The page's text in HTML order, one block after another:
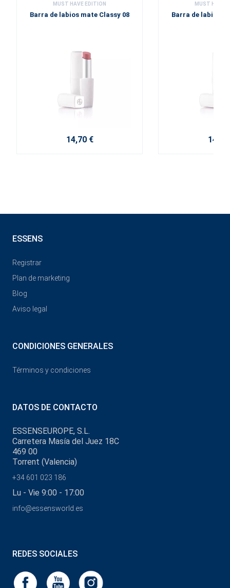
MUST HAVE EDITION
Barra de labios mate Classy 08
14,70 €
MUST HAVE
Barra de labios
14,70
ESSENS
Registrar
Plan de marketing
Blog
Aviso legal
CONDICIONES GENERALES
Términos y condiciones
DATOS DE CONTACTO
ESSENSEUROPE, S.L.
Carretera Masía del Juez 18C
469 00
Torrent (Valencia)
+34 601 023 186
Lu - Vie 9:00 - 17:00
info@essensworld.es
REDES SOCIALES